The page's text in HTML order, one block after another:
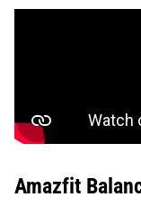
Amazfit